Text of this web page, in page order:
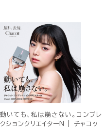
動いても、私は崩さない。コンプレ
クションクリエイターN | チャコッ